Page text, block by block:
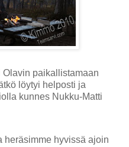
paikallistamaan
löytyi helposti ja
kunnes Nukku-Matti
heräsimme hyvissä ajoin